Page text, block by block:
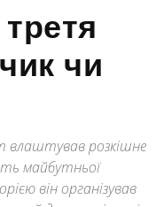
третя
чи
влаштував розкішне
майбутньої
він організував